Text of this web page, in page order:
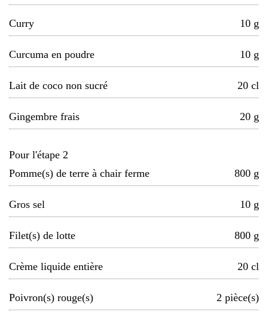
Curry 10 g
Curcuma en poudre 10 g
Lait de coco non sucré 20 cl
Gingembre frais 20 g
Pour l'étape 2
Pomme(s) de terre à chair ferme
800 g
Gros sel 10 g
Filet(s) de lotte 800 g
Crème liquide entière 20 cl
Poivron(s) rouge(s) 2 pièce(s)